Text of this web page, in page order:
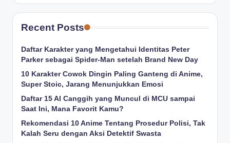
Recent Posts
Daftar Karakter yang Mengetahui Identitas Peter
Parker sebagai Spider-Man setelah Brand New Day
10 Karakter Cowok Dingin Paling Ganteng di Anime,
Super Stoic, Jarang Menunjukkan Emosi
Daftar 15 AI Canggih yang Muncul di MCU sampai
Saat Ini, Mana Favorit Kamu?
Rekomendasi 10 Anime Tentang Prosedur Polisi, Tak
Kalah Seru dengan Aksi Detektif Swasta